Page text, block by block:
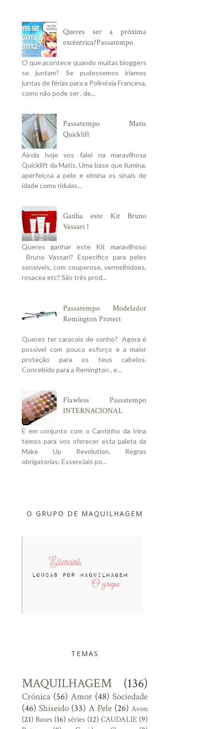
Queres ser a próxima
excêntrica?Passatempo
O que acontece quando muitas bloggers
se juntam? Se pudessemos iriamos
juntas de férias para a Polinésia Francesa,
como não pode ser , de...
Passatempo Matis
Quicklift
Ainda hoje vos falei na maravilhosa
Quicklift da Matis. Uma base que ilumina,
aperfeiçoa a pele e elmina os sinais de
idade como ridulas...
Ganha este Kit Bruno
Vassari !
Queres ganhar este Kit maravilhoso
Bruno Vassari? Especifico para peles
sensiveis, com couperose, vermelhidoes,
rosacea etc? São três prod...
Passatempo Modelador
Remington Protect
Queres ter caracois de sonho? Agora é
possivel com pouco esforço e a maior
proteção para os teus cabelos.
Concebido para a Remington , e...
Flawless Passatempo
INTERNACIONAL
E em conjunto com o Cantinho da Irina
temos para vos oferecer esta paleta da
Make Up Revolution. Regras
obrigatorias: Essenciais po...
O GRUPO DE MAQUILHAGEM
TEMAS
MAQUILHAGEM (136)
Crónica (56) Amor (48) Sociedade
(46) Shiseido (33) A Pele (26) Avon
(21) Bases (16) séries (12) CAUDALIE (9)